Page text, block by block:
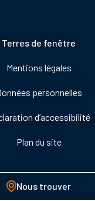
Terres de fenêtre
Mentions légales
personnelles
d’accessibilité
Plan du site
Nous trouver